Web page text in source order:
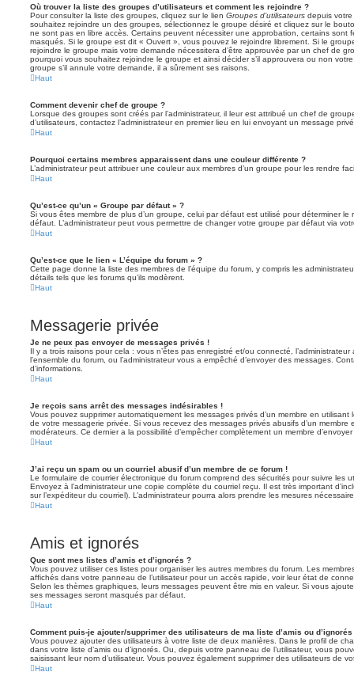
Où trouver la liste des groupes d’utilisateurs et comment les rejoindre ?
Pour consulter la liste des groupes, cliquez sur le lien Groupes d’utilisateurs depuis votre
souhaitez rejoindre un des groupes, sélectionnez le groupe désiré et cliquez sur le
ne sont pas en libre accès. Certains peuvent nécessiter une approbation, certains sont
masqués. Si le groupe est dit « Ouvert », vous pouvez le rejoindre librement. Si le
rejoindre le groupe mais votre demande nécessitera d’être approuvée par un chef de
pourquoi vous souhaitez rejoindre le groupe et ainsi décider s’il approuvera ou non
groupe s’il annule votre demande, il a sûrement ses raisons.
Haut
Comment devenir chef de groupe ?
Lorsque des groupes sont créés par l’administrateur, il leur est attribué un chef de
d’utilisateurs, contactez l’administrateur en premier lieu en lui envoyant un message
Haut
Pourquoi certains membres apparaissent dans une couleur différente ?
L’administrateur peut attribuer une couleur aux membres d’un groupe pour les rendre
Haut
Qu’est-ce qu’un « Groupe par défaut » ?
Si vous êtes membre de plus d’un groupe, celui par défaut est utilisé pour déterminer
défaut. L’administrateur peut vous permettre de changer votre groupe par défaut via
Haut
Qu’est-ce que le lien « L’équipe du forum » ?
Cette page donne la liste des membres de l’équipe du forum, y compris les
détails tels que les forums qu’ils modèrent.
Haut
Messagerie privée
Je ne peux pas envoyer de messages privés !
Il y a trois raisons pour cela : vous n’êtes pas enregistré et/ou connecté,
l’ensemble du forum, ou l’administrateur vous a empêché d’envoyer des messages.
d’informations.
Haut
Je reçois sans arrêt des messages indésirables !
Vous pouvez supprimer automatiquement les messages privés d’un membre en
de votre messagerie privée. Si vous recevez des messages privés abusifs d’un membre
modérateurs. Ce dernier a la possibilité d’empêcher complètement un membre
Haut
J’ai reçu un spam ou un courriel abusif d’un membre de ce forum !
Le formulaire de courrier électronique du forum comprend des sécurités pour suivre les
Envoyez à l’administrateur une copie complète du courriel reçu. Il est très important
sur l’expéditeur du courriel). L’administrateur pourra alors prendre les mesures
Haut
Amis et ignorés
Que sont mes listes d’amis et d’ignorés ?
Vous pouvez utiliser ces listes pour organiser les autres membres du forum. Les
affichés dans votre panneau de l’utilisateur pour un accès rapide, voir leur état de
Selon les thèmes graphiques, leurs messages peuvent être mis en valeur. Si vous
ses messages seront masqués par défaut.
Haut
Comment puis-je ajouter/supprimer des utilisateurs de ma liste d’amis ou d’ignorés
Vous pouvez ajouter des utilisateurs à votre liste de deux manières. Dans le profil de
dans votre liste d’amis ou d’ignorés. Ou, depuis votre panneau de l’utilisateur, vous
saisissant leur nom d’utilisateur. Vous pouvez également supprimer des utilisateurs de
Haut